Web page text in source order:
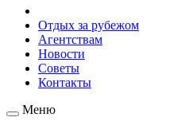
Отдых за рубежом
Агентствам
Новости
Советы
Контакты
Меню